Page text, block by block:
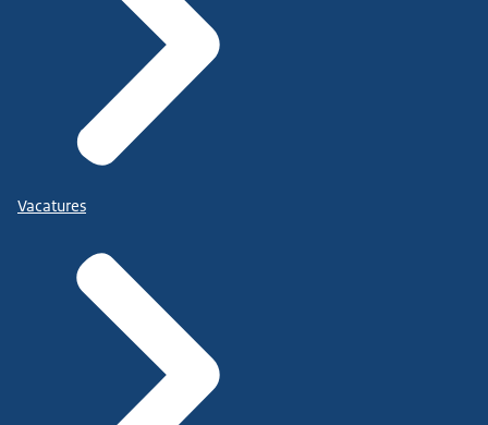
Vacatures